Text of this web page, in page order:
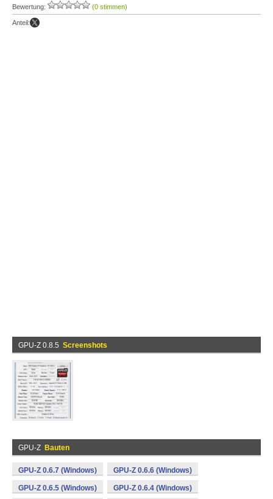
Bewertung: (0 stimmen)
Anteil:
GPU-Z 0.8.5 Screenshots
GPU-Z Bauten
GPU-Z 0.6.7 (Windows) GPU-Z 0.6.6 (Windows)
GPU-Z 0.6.5 (Windows) GPU-Z 0.6.4 (Windows)